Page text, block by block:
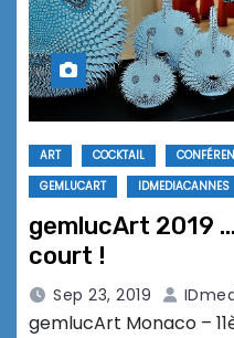
ART COCKTAIL
GEMLUCART
IDMEDIACANNES
gemlucArt 2019
court !
Sep 23, 2019
gemlucArt Monaco –